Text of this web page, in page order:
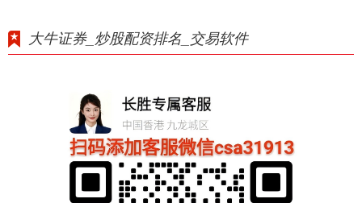
大牛证券_炒股配资排名_交易软件